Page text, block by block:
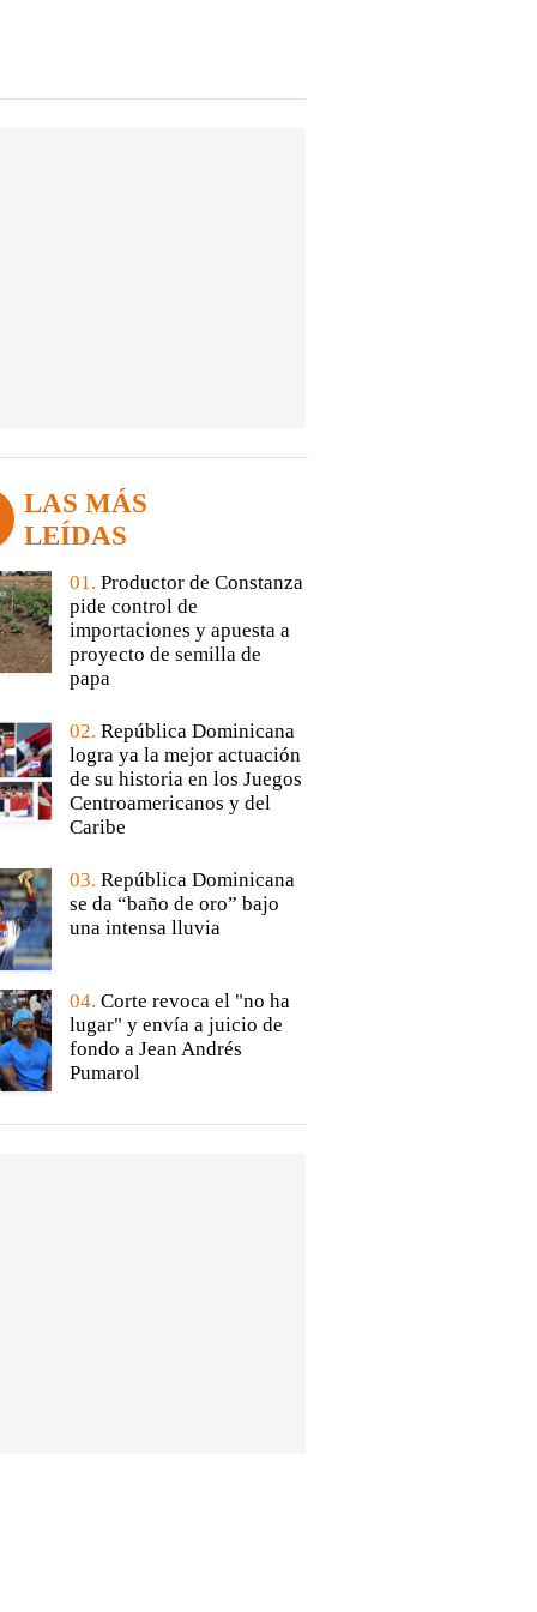
LAS MÁS
LEÍDAS
01. Productor de Constanza
pide control de
importaciones y apuesta a
proyecto de semilla de
papa
02. República Dominicana
logra ya la mejor actuación
de su historia en los Juegos
Centroamericanos y del
Caribe
03. República Dominicana
se da “baño de oro” bajo
una intensa lluvia
04. Corte revoca el "no ha
lugar" y envía a juicio de
fondo a Jean Andrés
Pumarol